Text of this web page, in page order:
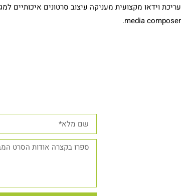
media composer.